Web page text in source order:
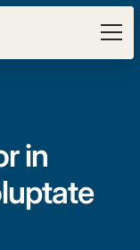
in